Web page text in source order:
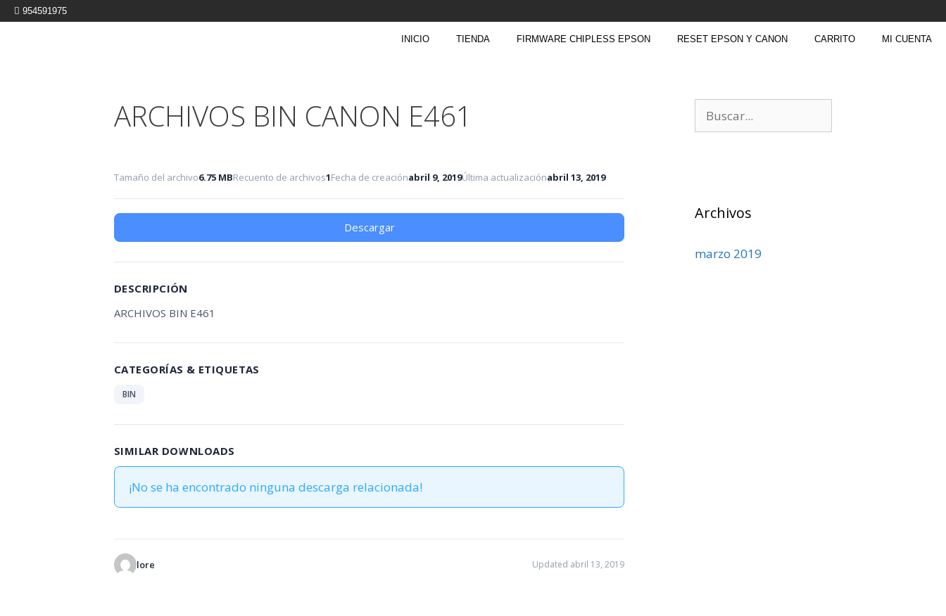
954591975
INICIO TIENDA FIRMWARE CHIPLESS EPSON RESET EPSON Y CANON CARRITO MI CUENTA
ARCHIVOS BIN CANON E461
Tamaño del archivo6.75 MBRecuento de archivos1Fecha de creaciónabril 9, 2019Última actualizaciónabril 13, 2019
Descargar
DESCRIPCIÓN
ARCHIVOS BIN E461
CATEGORÍAS & ETIQUETAS
BIN
SIMILAR DOWNLOADS
¡No se ha encontrado ninguna descarga relacionada!
lore Updated abril 13, 2019
Archivos
marzo 2019